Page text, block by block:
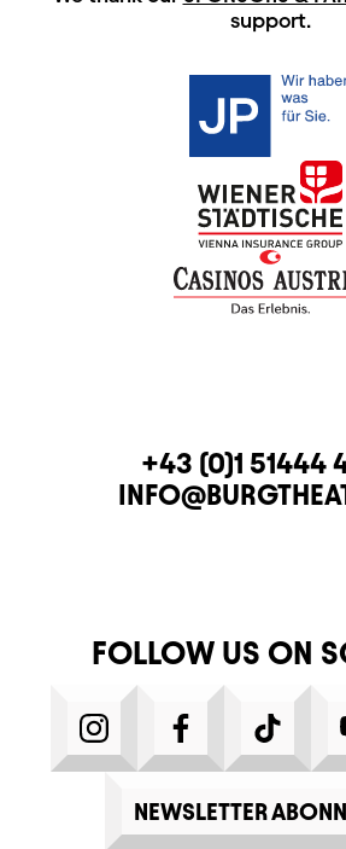
support.
CONTACTTELEPHONE
+43 (0)1 51444
E-MAIL
FOLLOW US ON
INSTAGRAMFACEBOOK
NEWSLETTER